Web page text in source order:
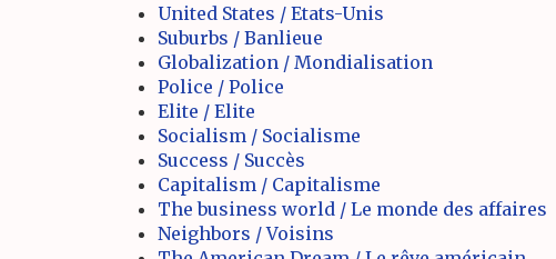
United States / Etats-Unis
Suburbs / Banlieue
Globalization / Mondialisation
Police / Police
Elite / Elite
Socialism / Socialisme
Success / Succès
Capitalism / Capitalisme
The business world / Le monde des affaires
Neighbors / Voisins